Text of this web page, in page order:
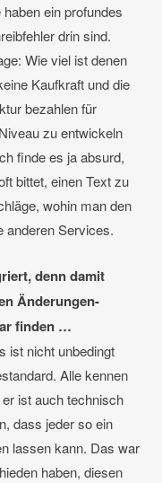
ein profundes
drin sind.
Wie viel ist denen
Kaufkraft und die
bezahlen für
zu entwickeln
finde es ja absurd,
bittet, einen Text zu
wohin man den
anderen Services.
denn damit
Änderungen-
finden …
ist nicht unbedingt
Alle kennen
ist auch technisch
dass jeder so ein
lassen kann. Das war
haben, diesen